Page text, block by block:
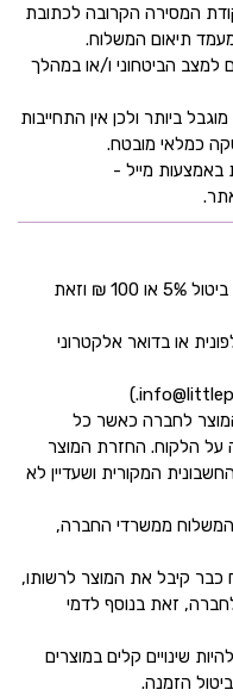
המסירה הקרובה לכתובת
תיאום המשלוח.
למצב הביטחוני ו/או במהלך
ביותר ולכן אין התחייבות
כמלאי מובטח.
באמצעות מייל -
מדיניות ביטול היא מיום קבלת המוצר ודמי ביטול 5% או 100 ₪ וזאת
או בדואר אלקטרוני
לחברה כאשר כל
על הלקוח. החזרת המוצר
המקורית ושעדיין לא
ממשרדי החברה,
קיבל את המוצר לרשותו,
זאת בנוסף לדמי
שינויים קלים במוצרים
הזמנה.